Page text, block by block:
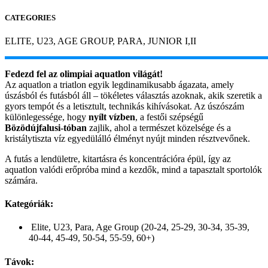
CATEGORIES
ELITE, U23, AGE GROUP, PARA, JUNIOR I,II
Fedezd fel az olimpiai aquatlon világát!
Az aquatlon a triatlon egyik legdinamikusabb ágazata, amely
úszásból és futásból áll – tökéletes választás azoknak, akik szeretik a
gyors tempót és a letisztult, technikás kihívásokat. Az úszószám
különlegessége, hogy nyílt vízben, a festői szépségű
Bözödújfalusi-tóban zajlik, ahol a természet közelsége és a
kristálytiszta víz egyedülálló élményt nyújt minden résztvevőnek.
A futás a lendületre, kitartásra és koncentrációra épül, így az
aquatlon valódi erőpróba mind a kezdők, mind a tapasztalt sportolók
számára.
Kategóriák:
Elite, U23, Para, Age Group (20-24, 25-29, 30-34, 35-39,
40-44, 45-49, 50-54, 55-59, 60+)
Távok: